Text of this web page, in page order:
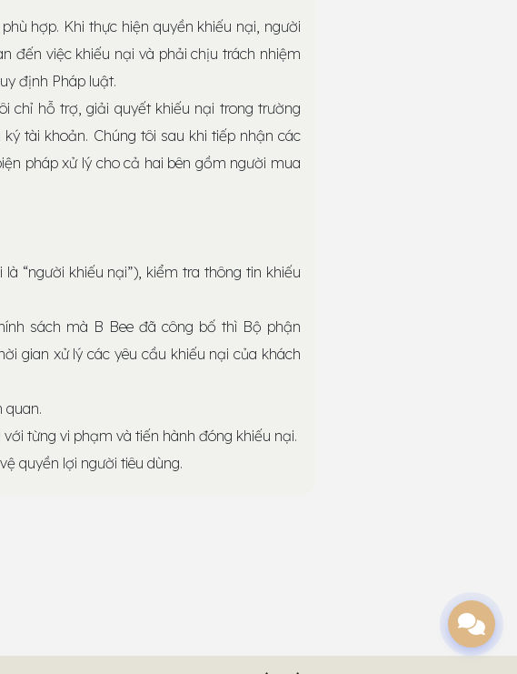
hợp. Khi thực hiện quyền khiếu nại, người
đến việc khiếu nại và phải chịu trách nhiệm
định Pháp luật.
chỉ hỗ trợ, giải quyết khiếu nại trong trường
tài khoản. Chúng tôi sau khi tiếp nhận các
pháp xử lý cho cả hai bên gồm người mua
“người khiếu nại”), kiểm tra thông tin khiếu
sách mà B Bee đã công bố thì Bộ phận
gian xử lý các yêu cầu khiếu nại của khách
quan.
từng vi phạm và tiến hành đóng khiếu nại.
quyền lợi người tiêu dùng.